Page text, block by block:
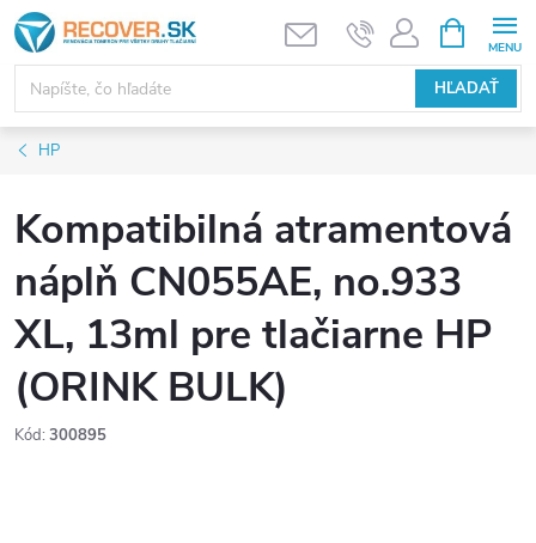
Prejsť
na
obsah
HĽADAŤ
KOŠÍK
HP
Kompatibilná atramentová
náplň CN055AE, no.933
XL, 13ml pre tlačiarne HP
(ORINK BULK)
Kód: 300895